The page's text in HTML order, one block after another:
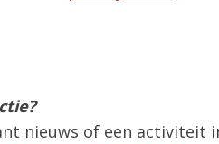
nieuws of een activiteit